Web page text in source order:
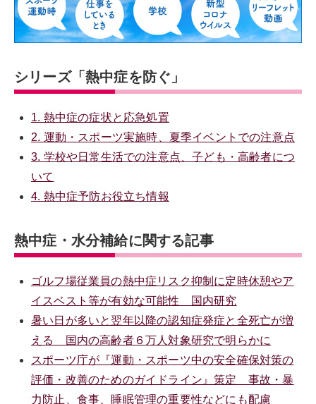
シリーズ「熱中症を防ぐ」
1. 熱中症の症状と応急処置
2. 運動・スポーツ実施時、夏季イベントでの注意点
3. 学校や日常生活での注意点、子ども・高齢者につ
いて
4. 熱中症予防お役立ち情報
熱中症・水分補給に関する記事
ゴルフ場従業員の熱中症リスク抑制に定時休憩やア
イスベスト等が有効な可能性 国内研究
暑い日が多いと翌年以降の認知症発症と全死亡が増
える 国内の高齢者６万人対象研究で明らかに
スポーツ庁が『運動・スポーツ中の安全確保対策の
評価・改善のためのガイドライン』策定 事故・暴
力防止、食事、睡眠管理の重要性などにも配慮